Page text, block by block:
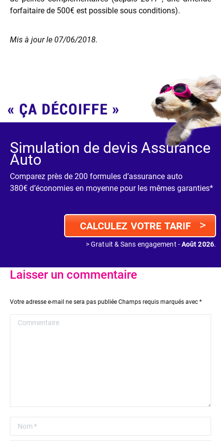
forfaitaire de 500€ est possible sous conditions).
Mis à jour le 07/06/2018.
Simulation de devis Assurance
Auto
Comparez près de 200 formules d’assurance auto
380€ d’économies en moyenne pour les mêmes garanties*
CALCULEZ VOTRE TARIF >
> Gratuit & Sans engagement -Août 2026.
Laisser un commentaire
Votre adresse e-mail ne sera pas publiée Champs requis marqués avec *
Commentaire
Nom *